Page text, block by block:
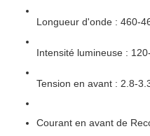
Longueur d'onde : 460-
Intensité lumineuse :
Tension en avant : 2.8-
Courant en avant de